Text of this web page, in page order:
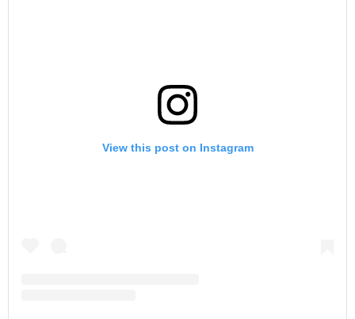
View this post on Instagram